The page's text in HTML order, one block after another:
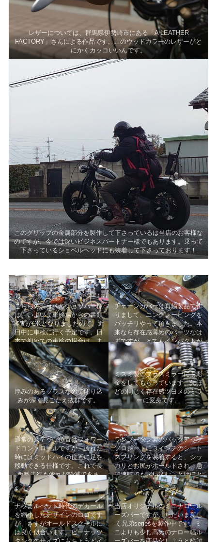
レザーについては、群馬県伊勢崎市にある「A LEATHER
FACTORY」さんによる作品です。このウッドカラーのレザーがと
にかくカッコいいんです。
このグリップの金属部分を製作して下さっているは当店のお客様な
のですが、今では深いビジネスパートナー様でもあります。乗って
下さっているショベルヘッドにも装着して下さっております！
こちらのショベルチョッパー様
は、いよいよ車検場からの書類
審査がOKとなりましたので、近
日中に車検に行く予定です。日
本で初めての車検の場合は、ま
ず書類上の審査が必要となりま
す。
チェーンカバーは真鍮製品で作
りまして、エングレービングを
バッチリやって頂きました。本
来なら存在感薄めのパーツなは
ずですが、とてもインパクトが
強いモノになってくれていま
す。
厚みのあるブラスなので彫り込
みが深く見ごたえ抜群です。
ミスミ製のブラスミラーにも彫
金をしてもらっています。先ほ
どの同じく存在感ツヨメのミラ
ーに変身です。
通常のステップ位置はフォワー
ドコントロールですが、疲れた
時にはミッドハイの位置に足を
移動できる仕様です。これで長
距離走行も疲れが軽減できま
ランブータン製のバックアップ
ソロシートに３インチのシート
スプリングを装着すると、シッ
カリとお尻がホールドされ、急
加速時でもズレ込むことはほと
んどないでしょう。
ナックルヘッド時代のデカール
を縮小したデザインのロゴです
が、さすがオールドスクールに
は良く似合います。ピーナッツ
タンクのサイズにもちょうどイ
当店オリジナルのミニナロール
ーズバーですが、ただいま新し
く兄弟seriesを製作中です。ミ
ニよりも少し高めのナロー幅ル
ーズバーを商品化しようと検討